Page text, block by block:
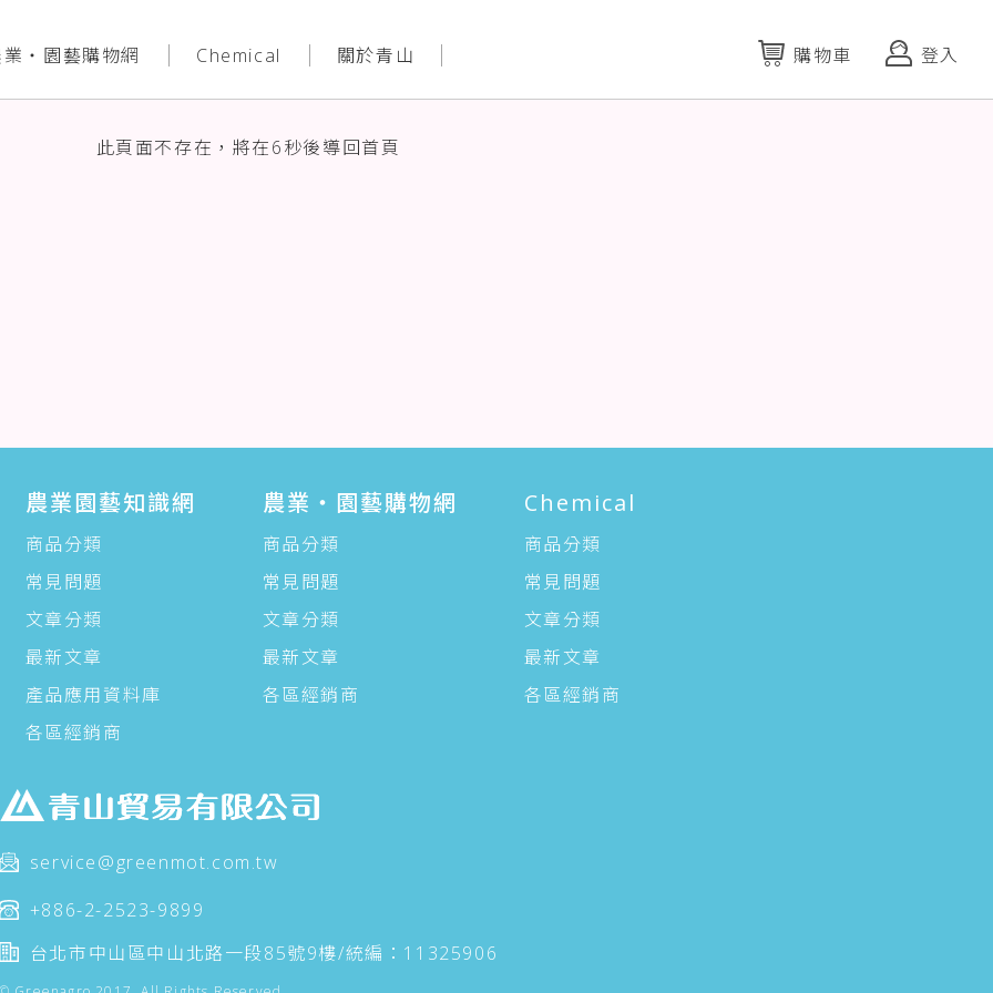
業‧園藝購物網 Chemical 關於青山 購物車 登入
此頁面不存在，將在6秒後導回首頁
農業園藝知識網
商品分類
常見問題
文章分類
最新文章
產品應用資料庫
各區經銷商
農業‧園藝購物網
商品分類
常見問題
文章分類
最新文章
各區經銷商
Chemical
商品分類
常見問題
文章分類
最新文章
各區經銷商
service@greenmot.com.tw
+886-2-2523-9899
台北市中山區中山北路一段85號9樓/統編：11325906